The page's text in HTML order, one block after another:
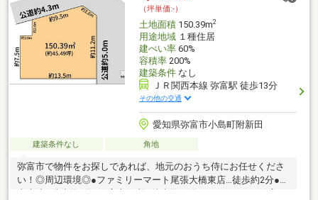
（坪単価:-）
土地面積150.39m2
用途地域１種住居
建ぺい率60%
容積率200%
建築条件なし
ＪＲ関西本線 弥富駅 徒歩13分
その他の交通
愛知県弥富市小島町附新田
建築条件なし 角地
弥富市で物件をお探しであれば、地元のおうち侍にお任せくださ
い！◎周辺環境◎●ファミリーマート尾張大橋東店…徒歩約2分●海